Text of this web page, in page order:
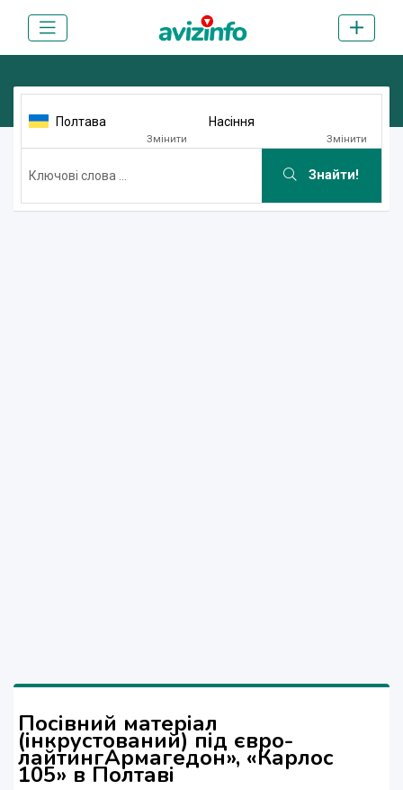
Полтава
Змінити
Насіння
Змінити
Знайти!
Посівний матеріал
(інкрустований) під євро-
лайтингАрмагедон», «Карлос
105» в Полтаві